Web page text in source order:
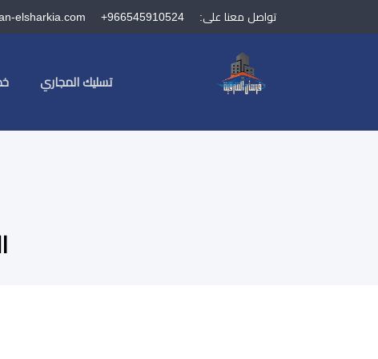
تواصل معنا على: +966545910524
elsharkia.com
تسليك المجاري